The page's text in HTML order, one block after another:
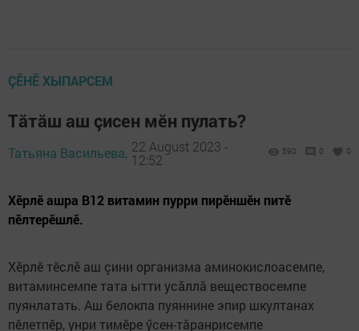
ÇӖНӖ ХЫПАРСЕМ
Тăтăш аш çисен мӗн пулать?
Татьяна Васильева, 22 August 2023 -
12:52
590 0 0
Хӗрлӗ ашра B12 витамин пурри пирӗншӗн питӗ
пӗлтерӗшлӗ.
Хӗрлӗ тӗслӗ аш çини организма аминокислоасемпе,
витаминсемпе тата ытти усăллă веществосемпе
пуянлатать. Аш белокпа пуяннине эпир шкултанах
пӗлетпӗр, унри тимӗре ӳсен-тăранрисемпе